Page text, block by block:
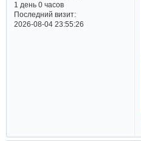
1 день 0 часов
Последний визит:
2026-08-04 23:55:26